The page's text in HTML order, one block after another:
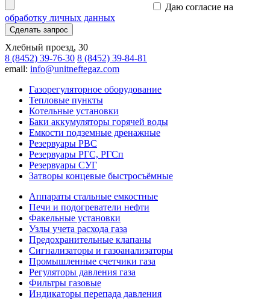
Даю согласие на
обработку личных данных
Сделать запрос
Хлебный проезд, 30
8 (8452) 39-76-30 8 (8452) 39-84-81
email: info@unitneftegaz.com
Газорегуляторное оборудование
Тепловые пункты
Котельные установки
Баки аккумуляторы горячей воды
Емкости подземные дренажные
Резервуары РВС
Резервуары РГС, РГСп
Резервуары СУГ
Затворы концевые быстросъёмные
Аппараты стальные емкостные
Печи и подогреватели нефти
Факельные установки
Узлы учета расхода газа
Предохранительные клапаны
Сигнализаторы и газоанализаторы
Промышленные счетчики газа
Регуляторы давления газа
Фильтры газовые
Индикаторы перепада давления